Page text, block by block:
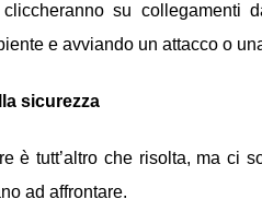
su collegamenti
e avviando un attacco o
sicurezza
è tutt’altro che risolta, ma ci
ad affrontare.